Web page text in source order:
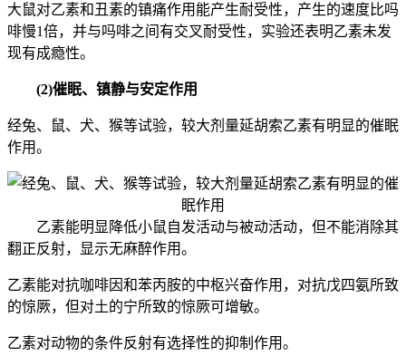
大鼠对乙素和丑素的镇痛作用能产生耐受性，产生的速度比吗
啡慢1倍，并与吗啡之间有交叉耐受性，实验还表明乙素未发
现有成瘾性。
(2)催眠、镇静与安定作用
经兔、鼠、犬、猴等试验，较大剂量延胡索乙素有明显的催眠
作用。
乙素能明显降低小鼠自发活动与被动活动，但不能消除其
翻正反射，显示无麻醉作用。
乙素能对抗咖啡因和苯丙胺的中枢兴奋作用，对抗戊四氨所致
的惊厥，但对土的宁所致的惊厥可增敏。
乙素对动物的条件反射有选择性的抑制作用。